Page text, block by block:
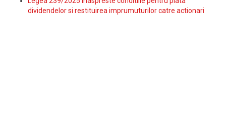
dividendelor si restituirea imprumuturilor catre actionari